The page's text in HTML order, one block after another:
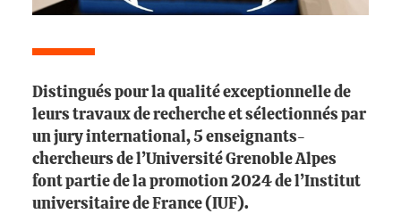
Distingués pour la qualité exceptionnelle de
leurs travaux de recherche et sélectionnés par
un jury international, 5 enseignants-
chercheurs de l’Université Grenoble Alpes
font partie de la promotion 2024 de l’Institut
universitaire de France (IUF).